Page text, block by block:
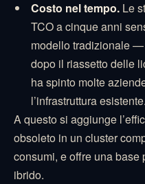
Costo nel tempo.Le
TCO a cinque anni
modello tradizionale —
dopo il riassetto delle
ha spinto molte
l’infrastruttura esistente.
A questo si aggiunge
obsoleto in un cluster
consumi, e offre una
ibrido.